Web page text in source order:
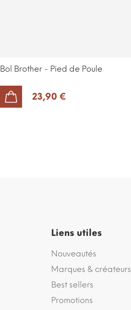
Bol Brother - Pied de Poule
23,90 €
Liens utiles
Nouveautés
Marques & créateurs
Best sellers
Promotions